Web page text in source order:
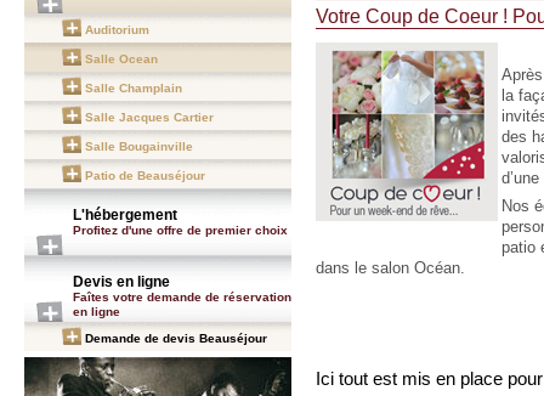
Auditorium
Salle Ocean
Salle Champlain
Salle Jacques Cartier
Salle Bougainville
Patio de Beauséjour
L'hébergement
Profitez d'une offre de premier choix
Devis en ligne
Faîtes votre demande de réservation
en ligne
Demande de devis Beauséjour
Votre Coup de Coeur !
la
des
Nos
patio
dans le salon Océan.
Ici tout est mis en place